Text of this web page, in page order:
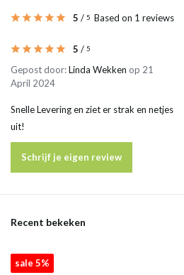
5 / 5 Based on 1 reviews
5 / 5
Gepost door:Linda Wekken op 21
April 2024
Snelle Levering en ziet er strak en netjes
uit!
Schrijf je eigen review
Recent bekeken
sale 5%